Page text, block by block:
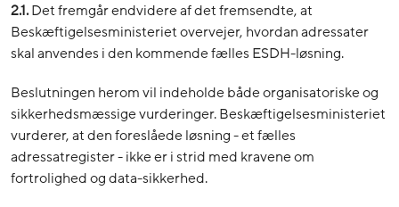
2.1.Det fremgår endvidere af det fremsendte, at
Beskæftigelsesministeriet overvejer, hvordan adressater
skal anvendes i den kommende fælles ESDH-løsning.
Beslutningen herom vil indeholde både organisatoriske og
sikkerhedsmæssige vurderinger. Beskæftigelsesministeriet
vurderer, at den foreslåede løsning - et fælles
adressatregister - ikke er i strid med kravene om
fortrolighed og data-sikkerhed.